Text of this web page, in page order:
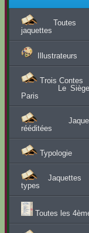
Toutes
jaquettes
Illustrateurs
Trois Contes
Le Siège
Paris
rééditées
Typologie
Jaquettes
types
Toutes les